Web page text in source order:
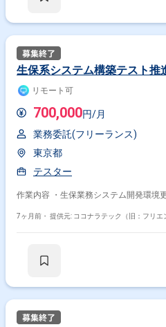
生保系システム構築テスト推
リモート可
700,000円/月
業務委託(フリーランス)
東京都
テスター
作業内容 ・生保業務システム開発環境
7ヶ月前・ 提供元: ココナラテック（旧：フリエ